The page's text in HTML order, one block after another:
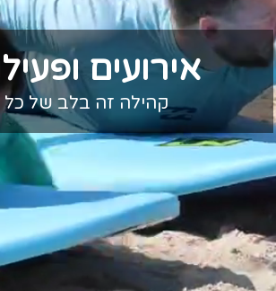
אירועים
קהילה זה בלב של כל